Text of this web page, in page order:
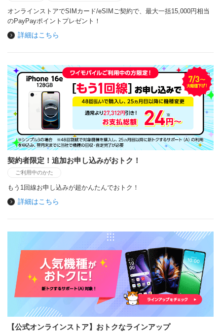
オンラインストアでSIMカード/eSIMご契約で、最大一括15,000円相当
のPayPayポイントプレゼント！
詳細はこちら
契約者限定！追加お申し込みがおトク！
ご利用中のかた
もう1回線お申し込みが超かんたんでおトク！
詳細はこちら
【公式オンラインストア】おトクなラインアップ